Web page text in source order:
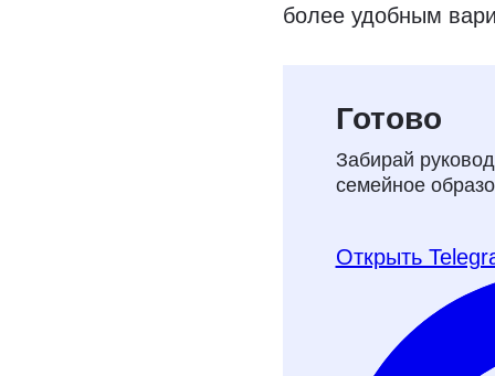
более удобным
на
Рассказываем,
Готово
Забирай
семейное
Открыть